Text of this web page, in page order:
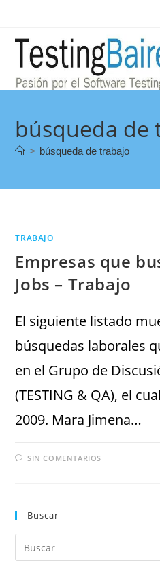
búsqueda de
> búsqueda de trabajo
TRABAJO
Empresas que
Jobs – Trabajo
El siguiente listado
búsquedas laborales
en el Grupo de
(TESTING & QA), el
2009. Mara Jimena…
SIN COMENTARIOS
Buscar